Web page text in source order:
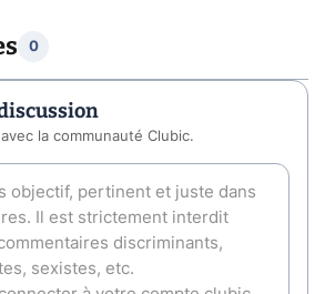
0
la communauté Clubic.